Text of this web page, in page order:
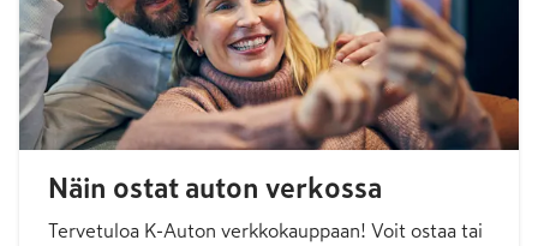
Näin ostat auton verkossa
Tervetuloa K-Auton verkkokauppaan! Voit ostaa tai